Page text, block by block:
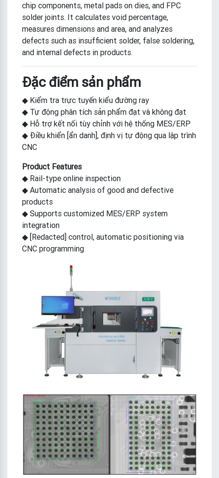
chip components, metal pads on dies, and FPC
solder joints. It calculates void percentage,
measures dimensions and area, and analyzes
defects such as insufficient solder, false soldering,
and internal defects in products.
Đặc điểm sản phẩm
◆ Kiểm tra trực tuyến kiểu đường ray
◆ Tự động phân tích sản phẩm đạt và không đạt
◆ Hỗ trợ kết nối tùy chỉnh với hệ thống MES/ERP
◆ Điều khiển [ẩn danh], định vị tự động qua lập trình
CNC
Product Features
◆ Rail-type online inspection
◆ Automatic analysis of good and defective
products
◆ Supports customized MES/ERP system
integration
◆ [Redacted] control, automatic positioning via
CNC programming